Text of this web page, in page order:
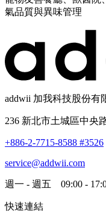
氣品質與異味管理
addwii 加我科技股份有
236 新北市土城區中央
+886-2-7715-8588 #3526
service@addwii.com
週一 - 週五 09:00 -
快速連結